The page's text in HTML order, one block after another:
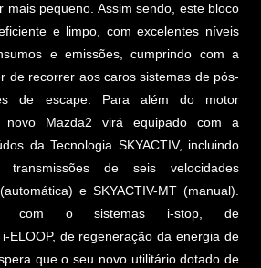
mais pequeno. Assim sendo, este bloco
e limpo, com excelentes níveis
e emissões, cumprindo com a
de recorrer aos caros sistemas de pós-
de escape. Para além do motor
novo Mazda2 virá equipado com a
da Tecnologia SKYACTIV, incluindo
de seis velocidades
e SKYACTIV-MT (manual).
com o sistemas i-stop, de
ELOOP, de regeneração da energia de
que o seu novo utilitário dotado de